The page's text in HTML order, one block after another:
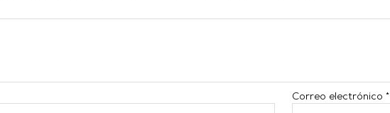
Correo electrónico*